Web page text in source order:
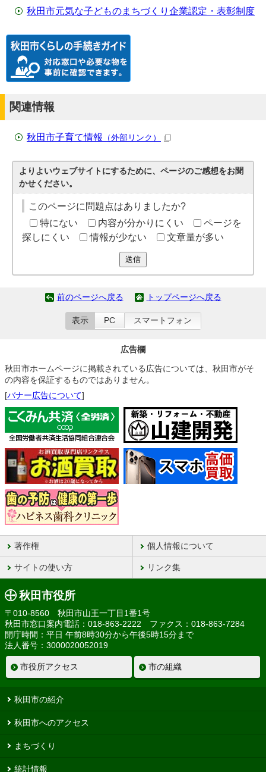
秋田市元気な子どものまちづくり企業認定・表彰制度
関連情報
秋田市子育て情報 （外部リンク）
よりよいウェブサイトにするために、ページのご感想をお聞
かせください。
このページに問題点はありましたか?
特にない
内容が分かりにくい
ページを
探しにくい
情報が少ない 文章量が多い
送信
前のページへ戻る トップページへ戻る
表示 PC スマートフォン
広告欄
秋田市ホームページに掲載されている広告については、秋田市がそ
の内容を保証するものではありません。
[バナー広告について]
著作権 個人情報について
サイトの使い方 リンク集
秋田市役所
〒010-8560 秋田市山王一丁目1番1号
秋田市窓口案内電話：018-863-2222 ファクス：018-863-7284
開庁時間：平日 午前8時30分から午後5時15分まで
法人番号：3000020052019
市役所アクセス 市の組織
秋田市の紹介
秋田市へのアクセス
まちづくり
統計情報